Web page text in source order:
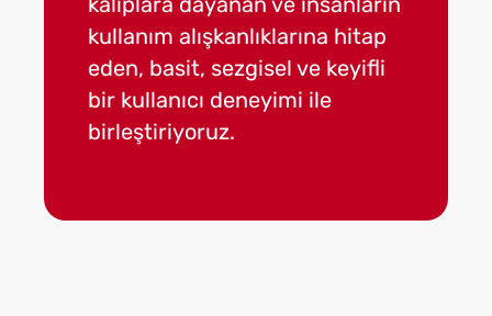
kullanım alışkanlıklarına hitap
eden, basit, sezgisel ve keyifli
bir kullanıcı deneyimi ile
birleştiriyoruz.